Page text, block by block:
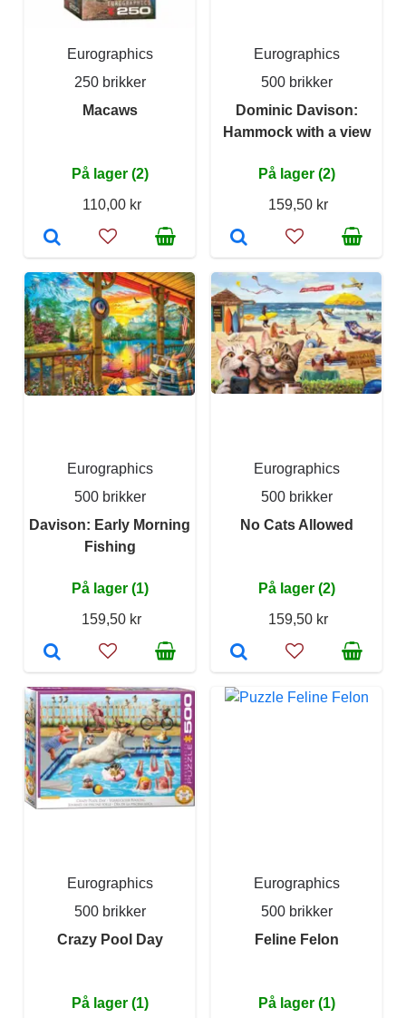
Eurographics
250 brikker
Macaws
På lager (2)
110,00 kr
Eurographics
500 brikker
Dominic Davison:
Hammock with a view
På lager (2)
159,50 kr
Eurographics
500 brikker
Davison: Early Morning
Fishing
På lager (1)
159,50 kr
Eurographics
500 brikker
No Cats Allowed
På lager (2)
159,50 kr
Eurographics
500 brikker
Crazy Pool Day
På lager (1)
Eurographics
500 brikker
Feline Felon
På lager (1)